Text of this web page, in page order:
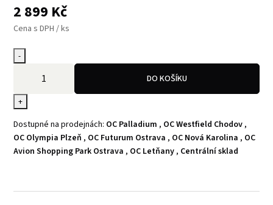
2 899 Kč
Cena s DPH / ks
-
+
DO KOŠÍKU
Dostupné na prodejnách: OC Palladium , OC Westfield Chodov ,
OC Olympia Plzeň , OC Futurum Ostrava , OC Nová Karolina , OC
Avion Shopping Park Ostrava , OC Letňany , Centrální sklad